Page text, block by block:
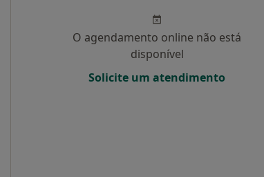
O agendamento online não está
disponível
Solicite um atendimento